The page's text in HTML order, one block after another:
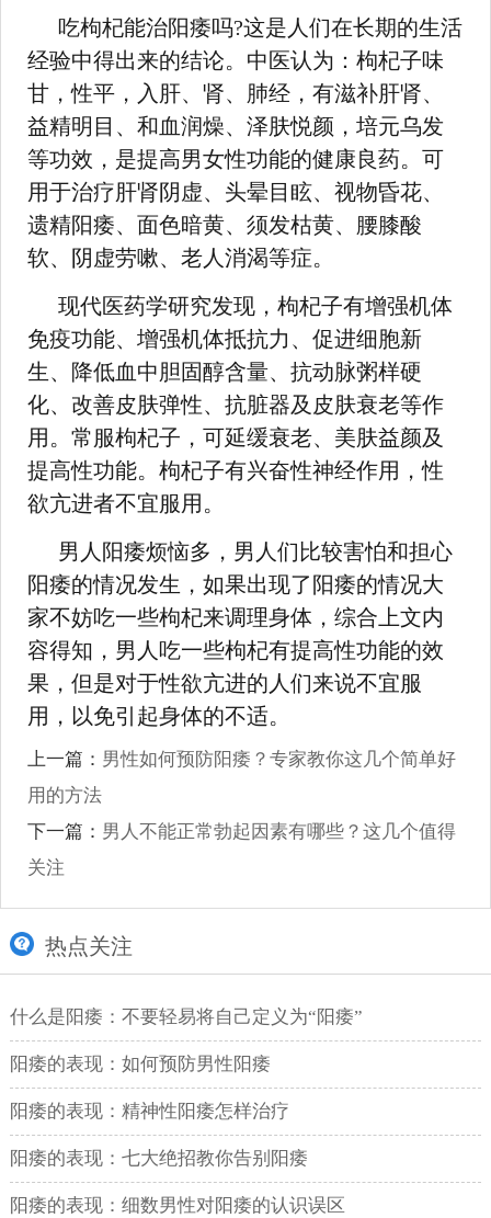
吃枸杞能治阳痿吗?这是人们在长期的生活
经验中得出来的结论。中医认为：枸杞子味
甘，性平，入肝、肾、肺经，有滋补肝肾、
益精明目、和血润燥、泽肤悦颜，培元乌发
等功效，是提高男女性功能的健康良药。可
用于治疗肝肾阴虚、头晕目眩、视物昏花、
遗精阳痿、面色暗黄、须发枯黄、腰膝酸
软、阴虚劳嗽、老人消渴等症。
现代医药学研究发现，枸杞子有增强机体
免疫功能、增强机体抵抗力、促进细胞新
生、降低血中胆固醇含量、抗动脉粥样硬
化、改善皮肤弹性、抗脏器及皮肤衰老等作
用。常服枸杞子，可延缓衰老、美肤益颜及
提高性功能。枸杞子有兴奋性神经作用，性
欲亢进者不宜服用。
男人阳痿烦恼多，男人们比较害怕和担心
阳痿的情况发生，如果出现了阳痿的情况大
家不妨吃一些枸杞来调理身体，综合上文内
容得知，男人吃一些枸杞有提高性功能的效
果，但是对于性欲亢进的人们来说不宜服
用，以免引起身体的不适。
上一篇： 男性如何预防阳痿？专家教你这几个简单好
用的方法
下一篇： 男人不能正常勃起因素有哪些？这几个值得
关注
热点关注
什么是阳痿：不要轻易将自己定义为“阳痿”
阳痿的表现：如何预防男性阳痿
阳痿的表现：精神性阳痿怎样治疗
阳痿的表现：七大绝招教你告别阳痿
阳痿的表现：细数男性对阳痿的认识误区